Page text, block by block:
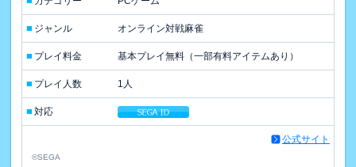
■ ジャンル オンライン対戦麻雀
■ プレイ料金 基本プレイ無料（一部有料アイテムあり）
■ プレイ人数 1人
■ 対応
公式サイト
©SEGA